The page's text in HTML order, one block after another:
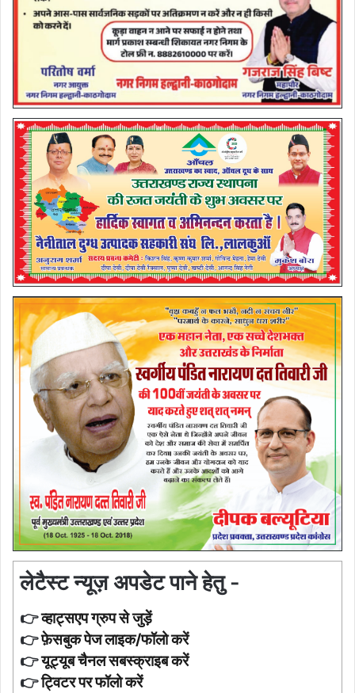
लेटैस्ट न्यूज़ अपडेट पाने हेतु -
👉व्हाट्सएप ग्रुप से जुड़ें
👉फ़ेसबुक पेज लाइक/फॉलो करें
👉यूट्यूब चैनल सबस्क्राइब करें
👉ट्विटर पर फॉलो करें